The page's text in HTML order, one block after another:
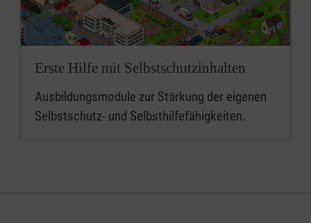
Erste Hilfe mit Selbstschutzinhalten
Ausbildungsmodule zur Stärkung der eigenen
Selbstschutz- und Selbsthilfefähigkeiten.